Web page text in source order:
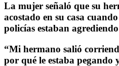
La mujer señaló que su
acostado en su casa
policías estaban
“Mi hermano salió
por qué le estaba pegando